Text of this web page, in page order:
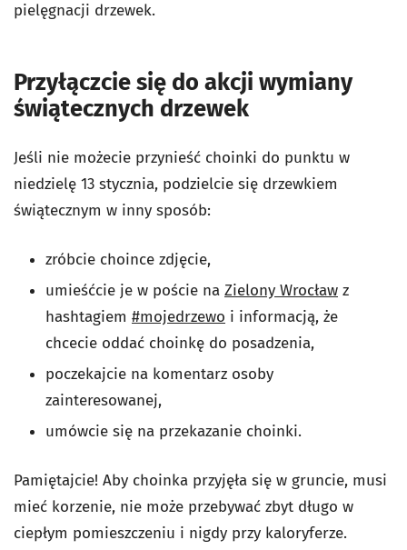
pielęgnacji drzewek.
Przyłączcie się do akcji wymiany
świątecznych drzewek
Jeśli nie możecie przynieść choinki do punktu w
niedzielę 13 stycznia, podzielcie się drzewkiem
świątecznym w inny sposób:
zróbcie choince zdjęcie,
umieśćcie je w poście na Zielony Wrocław z
hashtagiem #mojedrzewo i informacją, że
chcecie oddać choinkę do posadzenia,
poczekajcie na komentarz osoby
zainteresowanej,
umówcie się na przekazanie choinki.
Pamiętajcie! Aby choinka przyjęła się w gruncie, musi
mieć korzenie, nie może przebywać zbyt długo w
ciepłym pomieszczeniu i nigdy przy kaloryferze.